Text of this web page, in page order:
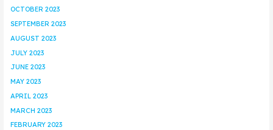
OCTOBER 2023
SEPTEMBER 2023
AUGUST 2023
JULY 2023
JUNE 2023
MAY 2023
APRIL 2023
MARCH 2023
FEBRUARY 2023